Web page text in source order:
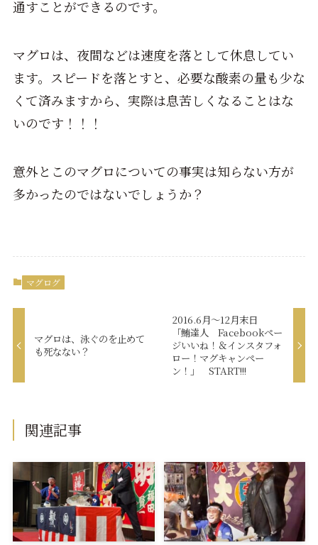
通すことができるのです。
マグロは、夜間などは速度を落として休息してい
ます。スピードを落とすと、必要な酸素の量も少な
くて済みますから、実際は息苦しくなることはな
いのです！！！
意外とこのマグロについての事実は知らない方が
多かったのではないでしょうか？
マグログ
マグロは、泳ぐのを止めて
も死なない？
2016.6月～12月末日
「鮪達人 Facebookペー
ジいいね！＆インスタフォ
ロー！マグキャンペー
ン！」 START!!!
関連記事